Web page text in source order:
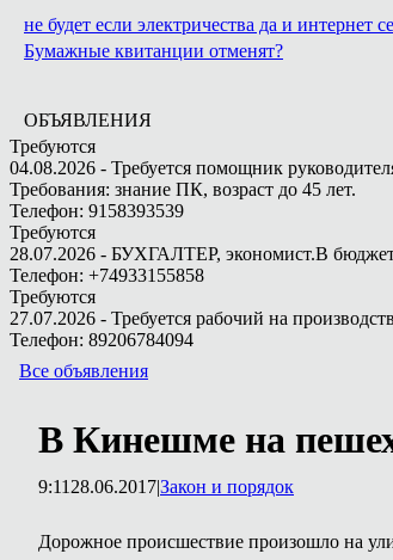
не будет если электричества да и интернет
Бумажные квитанции отменят?
ОБЪЯВЛЕНИЯ
Требуются
04.08.2026 - Требуется помощник
Требования: знание ПК, возраст до 45 лет.
Телефон: 9158393539
Требуются
28.07.2026 - БУХГАЛТЕР, экономист.В
Телефон: +74933155858
Требуются
27.07.2026 - Требуется рабочий на
Телефон: 89206784094
Все объявления
В Кинешме на
9:11 28.06.2017|Закон и порядок
Дорожное происшествие произошло на